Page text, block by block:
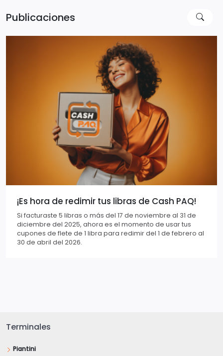
Publicaciones
¡Es hora de redimir tus libras de Cash PAQ!
Si facturaste 5 libras o más del 17 de noviembre al 31 de
diciembre del 2025, ahora es el momento de usar tus
cupones de flete de 1 libra para redimir del 1 de febrero al
30 de abril del 2026.
Terminales
Piantini